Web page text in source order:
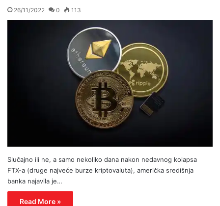
26/11/2022 0 113
Slučajno ili ne, a samo nekoliko dana nakon nedavnog kolapsa
FTX-a (druge najveće burze kriptovaluta), američka središnja
banka najavila je…
Read More »